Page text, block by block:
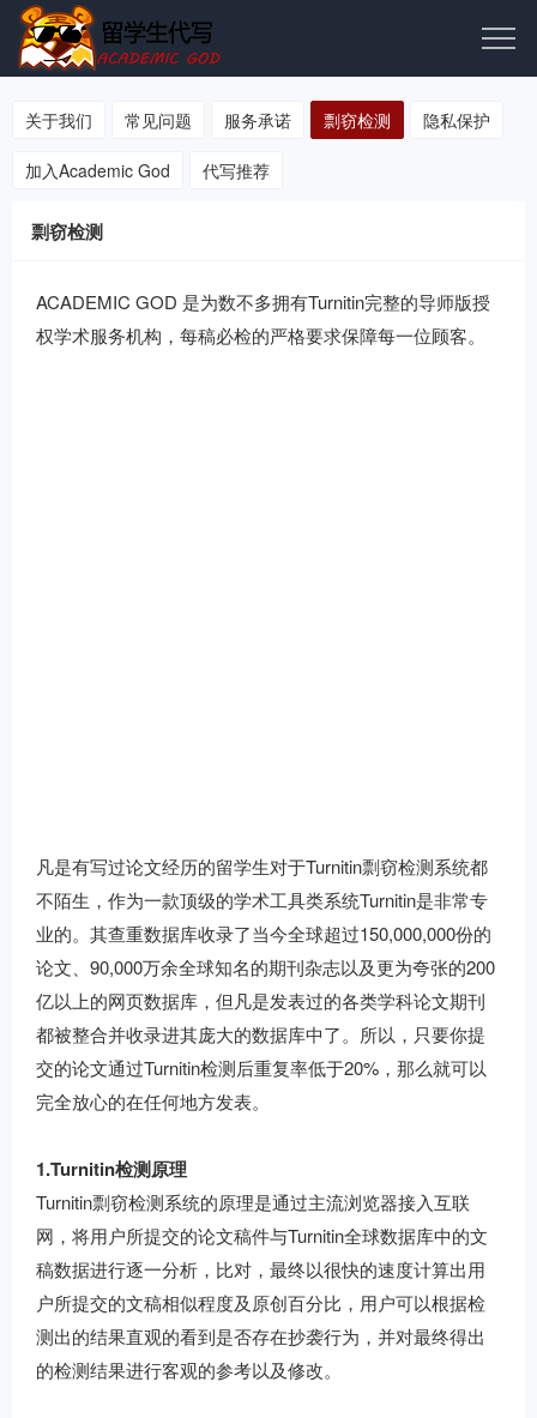
关于我们 常见问题 服务承诺 剽窃检测 隐私保护
加入Academic God 代写推荐
剽窃检测
ACADEMIC GOD 是为数不多拥有Turnitin完整的导师版授
权学术服务机构，每稿必检的严格要求保障每一位顾客。
凡是有写过论文经历的留学生对于Turnitin剽窃检测系统都
不陌生，作为一款顶级的学术工具类系统Turnitin是非常专
业的。其查重数据库收录了当今全球超过150,000,000份的
论文、90,000万余全球知名的期刊杂志以及更为夸张的200
亿以上的网页数据库，但凡是发表过的各类学科论文期刊
都被整合并收录进其庞大的数据库中了。所以，只要你提
交的论文通过Turnitin检测后重复率低于20%，那么就可以
完全放心的在任何地方发表。
1.Turnitin检测原理
Turnitin剽窃检测系统的原理是通过主流浏览器接入互联
网，将用户所提交的论文稿件与Turnitin全球数据库中的文
稿数据进行逐一分析，比对，最终以很快的速度计算出用
户所提交的文稿相似程度及原创百分比，用户可以根据检
测出的结果直观的看到是否存在抄袭行为，并对最终得出
的检测结果进行客观的参考以及修改。